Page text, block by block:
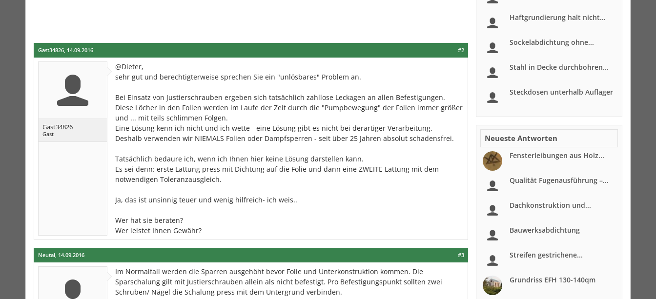
#2
Gast34826, 14.09.2016
Gast34826
Gast
@Dieter,
sehr gut und berechtigterweise sprechen Sie ein "unlösbares" Problem an.
Bei Einsatz von Justierschrauben ergeben sich tatsächlich zahllose Leckagen an allen Befestigungen.
Diese Löcher in den Folien werden im Laufe der Zeit durch die "Pumpbewegung" der Folien immer größer
und ... mit teils schlimmen Folgen.
Eine Lösung kenn ich nicht und ich wette - eine Lösung gibt es nicht bei derartiger Verarbeitung.
Deshalb verwenden wir NIEMALS Folien oder Dampfsperren - seit über 25 Jahren absolut schadensfrei.
Tatsächlich bedaure ich, wenn ich Ihnen hier keine Lösung darstellen kann.
Es sei denn: erste Lattung press mit Dichtung auf die Folie und dann eine ZWEITE Lattung mit dem
notwendigen Toleranzausgleich.
Ja, das ist unsinnig teuer und wenig hilfreich- ich weis..
Wer hat sie beraten?
Wer leistet Ihnen Gewähr?
#3
Neutal, 14.09.2016
Im Normalfall werden die Sparren ausgehöht bevor Folie und Unterkonstruktion kommen. Die
Sparschalung gilt mit Justierschrauben allein als nicht befestigt. Pro Befestigungspunkt sollten zwei
Schruben/ Nägel die Schalung press mit dem Untergrund verbinden.
Haftgrundierung halt nicht...
Sockelabdichtung ohne...
Stahl in Decke durchbohren...
Steckdosen unterhalb Auflager
Neueste Antworten
Fensterleibungen aus Holz...
Qualität Fugenausführung –...
Dachkonstruktion und...
Bauwerksabdichtung
Streifen gestrichene...
Grundriss EFH 130-140qm